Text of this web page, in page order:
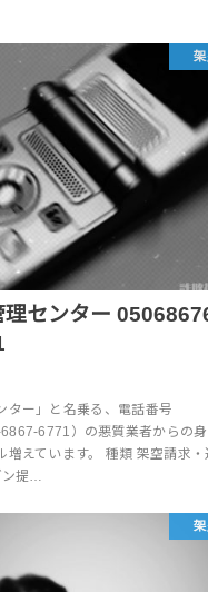
理センター
ター」と名乗る、電話番号
6771）の悪質業者からの
増えています。 種類 架空請求・
提…